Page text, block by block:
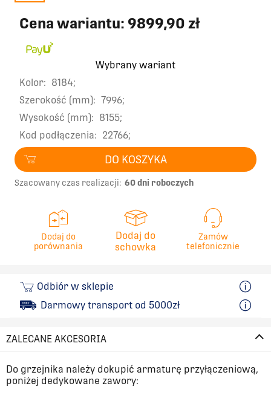
Cena wariantu: 9899,90 zł
Wybrany wariant
Kolor: 8184;
Szerokość (mm): 7996;
Wysokość (mm): 8155;
Kod podłączenia: 22766;
DO KOSZYKA
Szacowany czas realizacji: 60 dni roboczych
Dodaj do
porównania
Dodaj do
schowka
Zamów
telefonicznie
Odbiór w sklepie
Darmowy transport od 5000zł
ZALECANE AKCESORIA
Do grzejnika należy dokupić armaturę przyłączeniową,
poniżej dedykowane zawory: